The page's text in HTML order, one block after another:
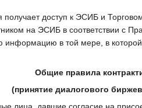
доступ к ЭСИБ и
на ЭСИБ в соответствии с
информацию в той мере, в
Общие правила
(принятие диалогового
лица, давшие согласие на